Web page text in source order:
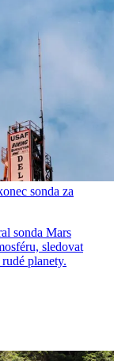
sonda za
sonda Mars
sledovat
planety.